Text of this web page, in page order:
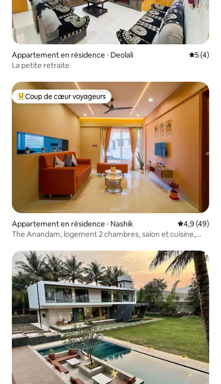
Appartement en résidence ⋅ Deolali
5 (4)
La petite retraite
Coups de cœur voyageurs les plus appréciés
Coup de cœur voyageurs
Appartement en résidence ⋅ Nashik Évaluation
4,9 (49)
The Anandam, logement 2 chambres, salon et cuisine,